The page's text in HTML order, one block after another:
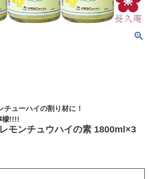
チューハイの割り材に！
檬!!!!
モンチュウハイの素 1800ml×3